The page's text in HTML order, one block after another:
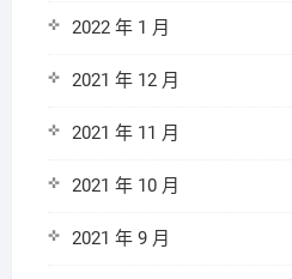
2022 年 1 月
2021 年 12 月
2021 年 11 月
2021 年 10 月
2021 年 9 月